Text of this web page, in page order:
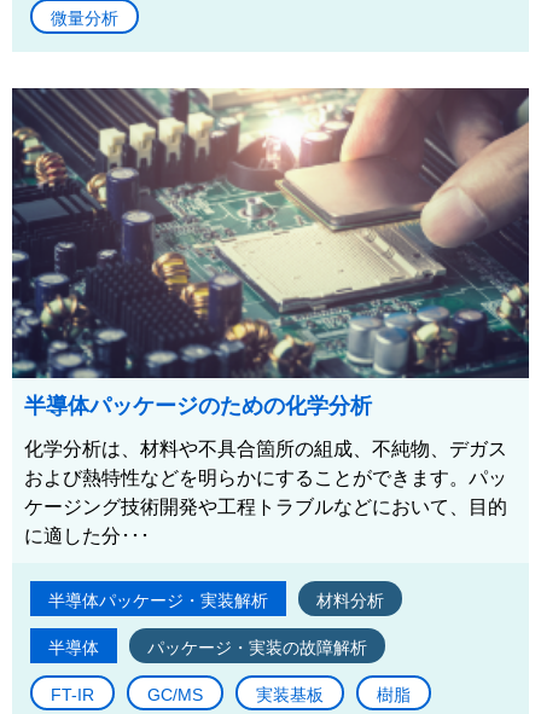
微量分析
半導体パッケージのための化学分析
化学分析は、材料や不具合箇所の組成、不純物、デガス
および熱特性などを明らかにすることができます。パッ
ケージング技術開発や工程トラブルなどにおいて、目的
に適した分･･･
半導体パッケージ・実装解析 材料分析
半導体 パッケージ・実装の故障解析
FT-IR GC/MS 実装基板 樹脂